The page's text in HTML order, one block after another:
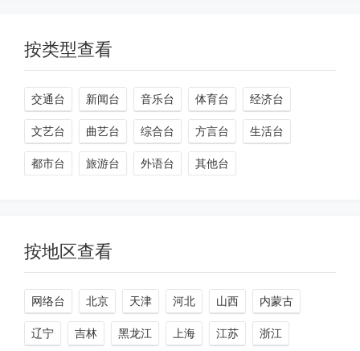
按类型查看
交通台 新闻台 音乐台 体育台 经济台
文艺台 曲艺台 综合台 方言台 生活台
都市台 旅游台 外语台 其他台
按地区查看
网络台 北京 天津 河北 山西 内蒙古
辽宁 吉林 黑龙江 上海 江苏 浙江